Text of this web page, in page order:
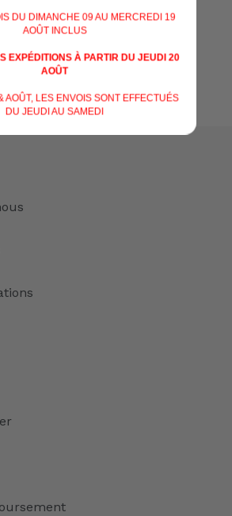
Write a review
DU DIMANCHE 09 AU MERCREDI 19
AOÛT INCLUS
EXPÉDITIONS À PARTIR DU JEUDI 20
AOÛT
LES ENVOIS SONT EFFECTUÉS
DU JEUDI AU SAMEDI